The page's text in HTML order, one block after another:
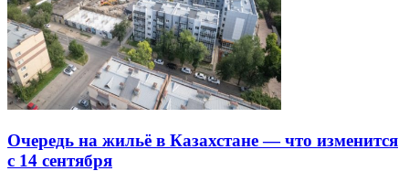
Очередь на жильё в Казахстане — что изменится
с 14 сентября